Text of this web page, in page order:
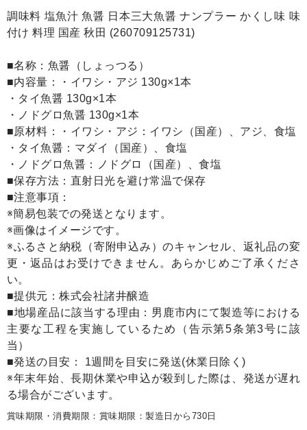
調味料 塩魚汁 魚醤 日本三大魚醤 ナンプラー かくし味 味
付け 料理 国産 秋田 (260709125731)
■名称：魚醤（しょっつる）
■内容量：・イワシ・アジ 130g×1本
・タイ魚醤 130g×1本
・ノドグロ魚醤 130g×1本
■原材料：・イワシ・アジ：イワシ（国産）、アジ、食塩
・タイ魚醤：マダイ（国産）、食塩
・ノドグロ魚醤：ノドグロ（国産）、食塩
■保存方法：直射日光を避け常温で保存
■注意事項：
※簡易包装での発送となります。
※画像はイメージです。
※ふるさと納税（寄附申込み）のキャンセル、返礼品の変
更・返品はお受けできません。あらかじめご了承くださ
い。
■提供元：株式会社諸井醸造
■地場産品に該当する理由：男鹿市内にて製造等における
主要な工程を実施しているため（告示第5条第3号に該
当）
■発送の目安： 1週間を目安に発送(休業日除く)
※年末年始、長期休業や申込が殺到した際は、発送が遅れ
る場合がございます。
賞味期限・消費期限：賞味期限：製造日から730日